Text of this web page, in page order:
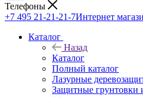
Телефоны
+7 495 21-21-21-7Интернет
Каталог
Назад
Каталог
Полный каталог
Лазурные
Защитные грунтовки